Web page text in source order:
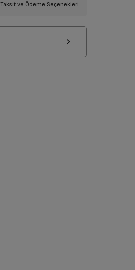
Taksit ve Ödeme Seçenekleri